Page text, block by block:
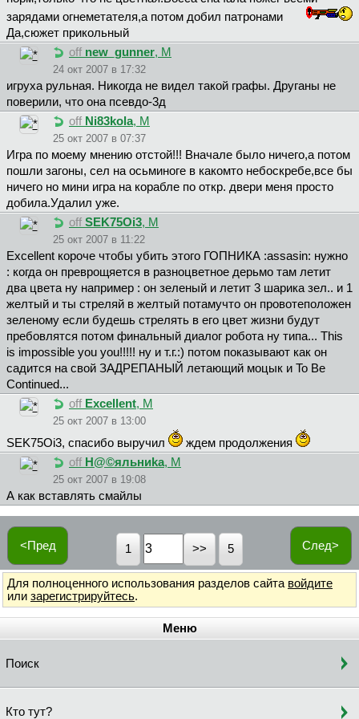
зарядами огнеметателя,а потом добил патронами
Да,сюжет прикольный
off new_gunner, М
24 окт 2007 в 17:32
игруха рульная. Никогда не видел такой графы. Друганы не
поверили, что она псевдо-3д
off Ni83kola, М
25 окт 2007 в 07:37
Игра по моему мнению отстой!!! Вначале было ничего,а потом
пошли загоны, сел на осьминоге в какомто небоскребе,все бы
ничего но мини игра на корабле по откр. двери меня просто
добила.Удалил уже.
off SEK75Oi3, М
25 окт 2007 в 11:22
Excellent короче чтобы убить этого ГОПНИКА :assasin: нужно
: когда он преврощяется в разноцветное дерьмо там летит
два цвета ну например : он зеленый и летит 3 шарика зел.. и 1
желтый и ты стреляй в желтый потамучто он провотеположен
зеленому если будешь стрелять в его цвет жизни будут
пребовлятся потом финальный диалог робота ну типа... This
is impossible you you!!!!! ну и т.г.:) потом показывают как он
садится на свой ЗАДРЕПАНЫЙ летающий моцык и To Be
Continued...
off Excellent, М
25 окт 2007 в 13:00
SEK75Oi3, спасибо выручил
ждем продолжения
off H@©яльниka, М
25 окт 2007 в 19:08
А как вставлять смайлы
<Пред След>
1 5
Для полноценного использования разделов сайта войдите
или зарегистрируйтесь.
Меню
Поиск
Кто тут?